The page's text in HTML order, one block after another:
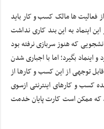
فعالیت ها مالک کسب و کار باید
اینماد به این بند کاری نداشت
که هنوز سربازی نرفته بود
بگیرد؛ اما با اجباری شدن
توجهی از این کسب و کارها از
کسب و کارهای اینترنتی ازسوی
می شود که ممکن است کارت پایان خدمت